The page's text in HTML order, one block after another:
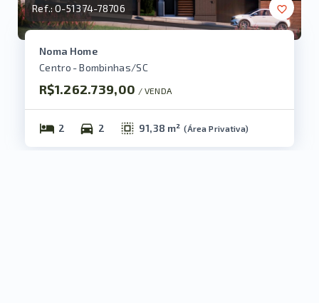
Ref.:O-51374-78706
Noma Home
Centro - Bombinhas/SC
R$1.262.739,00 / VENDA
2 2 91,38 m² (Área Privativa)